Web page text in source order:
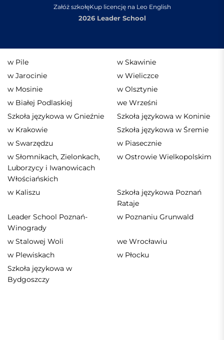
2026 Leader School
Załóż szkołęKup licencję na Leo English
w Pile
w Skawinie
w Jarocinie
w Wieliczce
w Mosinie
w Olsztynie
w Białej Podlaskiej
we Wrześni
Szkoła językowa w Gnieźnie
Szkoła językowa w Koninie
w Krakowie
Szkoła językowa w Śremie
w Swarzędzu
w Piasecznie
w Słomnikach, Zielonkach,
Luborzycy i Iwanowicach
Włościańskich
w Ostrowie Wielkopolskim
w Kaliszu
Szkoła językowa Poznań
Rataje
Leader School Poznań-
Winogrady
w Poznaniu Grunwald
w Stalowej Woli
we Wrocławiu
w Plewiskach
w Płocku
Szkoła językowa w
Bydgoszczy